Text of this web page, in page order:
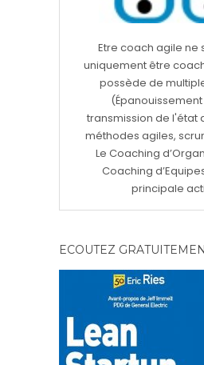
Etre coach agile ne
uniquement être
possède de
transmission de l'état
méthodes agiles,
Le Coaching
Coaching
principale
ECOUTEZ